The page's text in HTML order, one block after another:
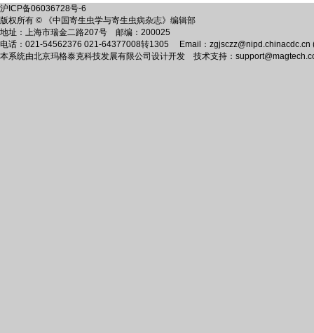
沪ICP备06036728号-6
版权所有 © 《中国寄生虫学与寄生虫病杂志》编辑部
地址：上海市瑞金二路207号 邮编：200025
电话：021-54562376 021-64377008转1305 Email：
本系统由北京玛格泰克科技发展有限公司 设计开发 技术支持：